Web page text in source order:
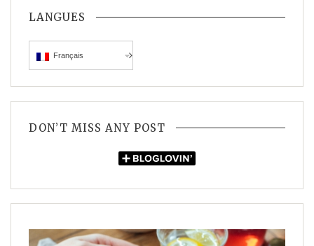
LANGUES
Français
DON’T MISS ANY POST